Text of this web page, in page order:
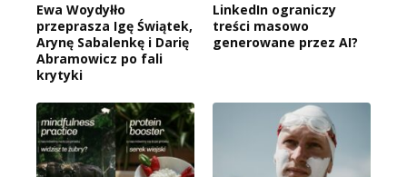
Ewa Woydyłło
przeprasza Igę Świątek,
Arynę Sabalenkę i Darię
Abramowicz po fali
krytyki
LinkedIn ograniczy
treści masowo
generowane przez AI?